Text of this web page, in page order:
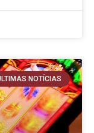
NOTÍCIAS